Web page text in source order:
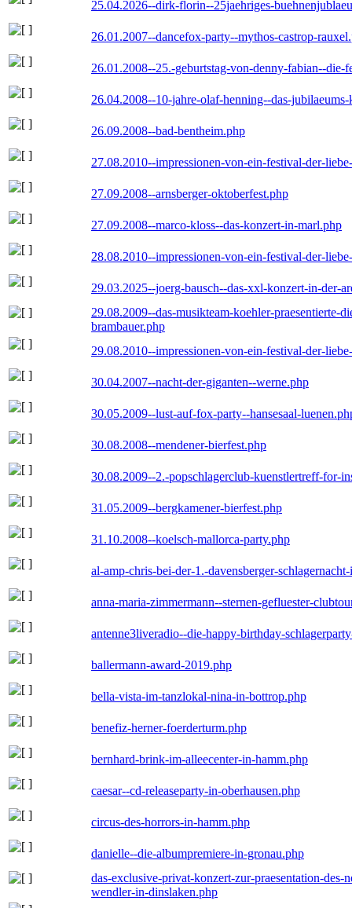
25.04.2026--dirk-florin--25jaehriges-
26.01.2007--dancefox-party--mythos-castrop-
26.01.2008--25.-geburtstag-von-denny-fabian--die-
26.04.2008--10-jahre-olaf-henning--das-
26.09.2008--bad-bentheim.php
27.08.2010--impressionen-von-ein-festival-der-
27.09.2008--arnsberger-oktoberfest.php
27.09.2008--marco-kloss--das-konzert-in-marl.php
28.08.2010--impressionen-von-ein-festival-der-
29.03.2025--joerg-bausch--das-xxl-konzert-in-der-
29.08.2009--das-musikteam-koehler-praesentierte-
brambauer.php
29.08.2010--impressionen-von-ein-festival-der-
30.04.2007--nacht-der-giganten--werne.php
30.05.2009--lust-auf-fox-party--hansesaal-
30.08.2008--mendener-bierfest.php
30.08.2009--2.-popschlagerclub-kuenstlertreff-for-
31.05.2009--bergkamener-bierfest.php
31.10.2008--koelsch-mallorca-party.php
al-amp-chris-bei-der-1.-davensberger-
anna-maria-zimmermann--sternen-gefluester-
antenne3liveradio--die-happy-birthday-
ballermann-award-2019.php
bella-vista-im-tanzlokal-nina-in-bottrop.php
benefiz-herner-foerderturm.php
bernhard-brink-im-alleecenter-in-hamm.php
caesar--cd-releaseparty-in-oberhausen.php
circus-des-horrors-in-hamm.php
danielle--die-albumpremiere-in-gronau.php
das-exclusive-privat-konzert-zur-praesentation-
wendler-in-dinslaken.php